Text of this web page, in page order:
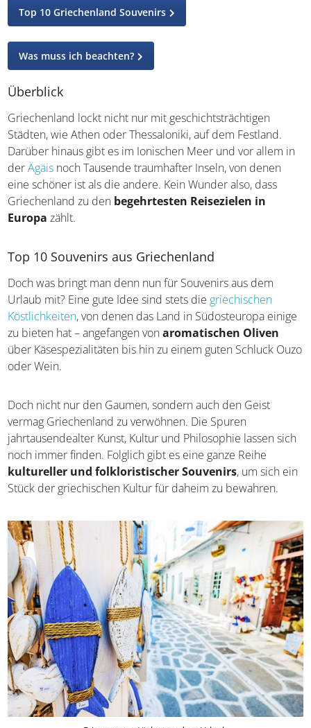
Top 10 Griechenland Souvenirs
Was muss ich beachten?
Überblick
Griechenland lockt nicht nur mit geschichtsträchtigen
Städten, wie Athen oder Thessaloniki, auf dem Festland.
Darüber hinaus gibt es im Ionischen Meer und vor allem
in derÄgäisnoch Tausende traumhafter Inseln, von
denen eine schöner ist als die andere. Kein Wunder also,
dass Griechenland zu denbegehrtesten Reisezielen in
Europa zählt.
Top 10 Souvenirs aus Griechenland
Doch was bringt man denn nun für Souvenirs aus dem
Urlaub mit? Eine gute Idee sind stets die griechischen
Köstlichkeiten, von denen das Land in Südosteuropa
einige zu bieten hat – angefangen vonaromatischen
Olivenüber Käsespezialitäten bis hin zu einem guten
Schluck Ouzo oder Wein.
Doch nicht nur den Gaumen, sondern auch den Geist
vermag Griechenland zu verwöhnen. Die Spuren
jahrtausendealter Kunst, Kultur und Philosophie lassen
sich noch immer finden. Folglich gibt es eine ganze Reihe
kultureller und folkloristischer Souvenirs, um sich
ein Stück der griechischen Kultur für daheim zu